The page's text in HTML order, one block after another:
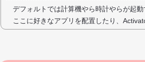
デフォルトでは計算機やら時計やらが起動
ここに好きなアプリを配置したり、